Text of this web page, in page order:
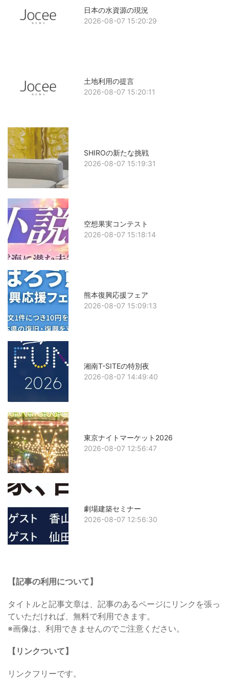
日本の水資源の現況
2026-08-07 15:20:29
土地利用の提言
2026-08-07 15:20:11
SHIROの新たな挑戦
2026-08-07 15:19:31
空想果実コンテスト
2026-08-07 15:18:14
熊本復興応援フェア
2026-08-07 15:09:13
湘南T-SITEの特別夜
2026-08-07 14:49:40
東京ナイトマーケット2026
2026-08-07 12:56:47
劇場建築セミナー
2026-08-07 12:56:30
【記事の利用について】
タイトルと記事文章は、記事のあるページにリンクを張っ
ていただければ、無料で利用できます。
※画像は、利用できませんのでご注意ください。
【リンクついて】
リンクフリーです。